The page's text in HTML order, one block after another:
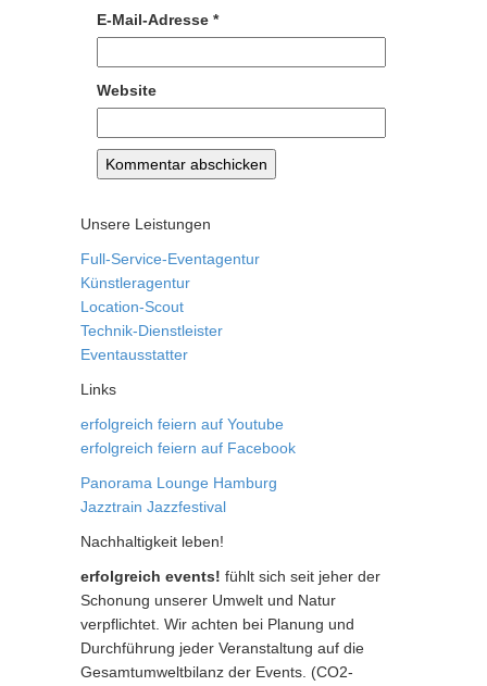
E-Mail-Adresse *
Website
Unsere Leistungen
Full-Service-Eventagentur
Künstleragentur
Location-Scout
Technik-Dienstleister
Eventausstatter
Links
erfolgreich feiern auf Youtube
erfolgreich feiern auf Facebook
Panorama Lounge Hamburg
Jazztrain Jazzfestival
Nachhaltigkeit leben!
erfolgreich events! fühlt sich seit jeher der
Schonung unserer Umwelt und Natur
verpflichtet. Wir achten bei Planung und
Durchführung jeder Veranstaltung auf die
Gesamtumweltbilanz der Events. (CO2-